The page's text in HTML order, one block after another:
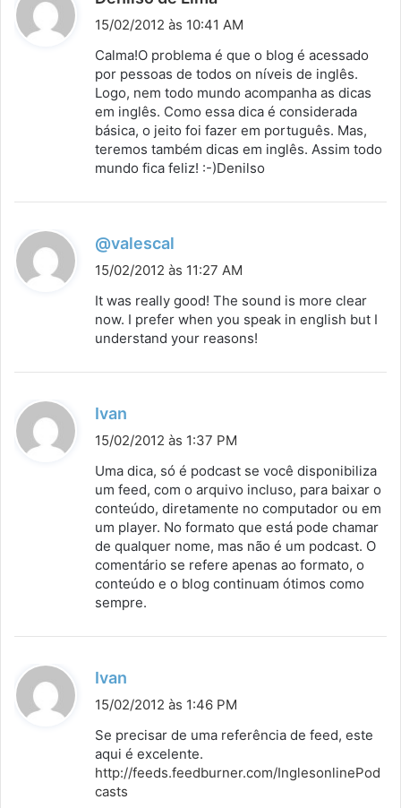
s
e
:
15/02/2012 às 10:41 AM
Calma!O problema é que o blog é acessado
por pessoas de todos on níveis de inglês.
Logo, nem todo mundo acompanha as dicas
em inglês. Como essa dica é considerada
básica, o jeito foi fazer em português. Mas,
teremos também dicas em inglês. Assim todo
mundo fica feliz! :-)Denilso
@valescal
i
s
e
15/02/2012 às 11:27 AM
It was really good! The sound is more clear
now. I prefer when you speak in english but I
understand your reasons!
Ivan
i
s
e
:
15/02/2012 às 1:37 PM
Uma dica, só é podcast se você disponibiliza
um feed, com o arquivo incluso, para baixar o
conteúdo, diretamente no computador ou em
um player. No formato que está pode chamar
de qualquer nome, mas não é um podcast. O
comentário se refere apenas ao formato, o
conteúdo e o blog continuam ótimos como
sempre.
Ivan
i
s
e
15/02/2012 às 1:46 PM
Se precisar de uma referência de feed, este
aqui é excelente.
http://feeds.feedburner.com/InglesonlinePod
casts